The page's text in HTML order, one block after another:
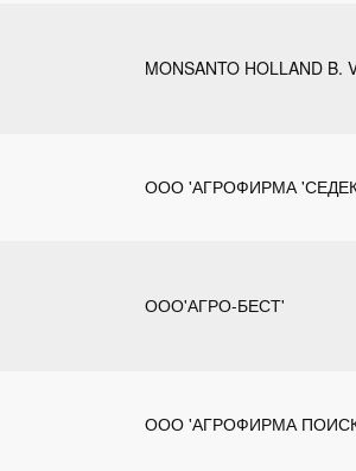
MONSANTO HOLLAND B.
ООО 'АГРОФИРМА
ООО'АГРО-БЕСТ'
ООО 'АГРОФИРМА